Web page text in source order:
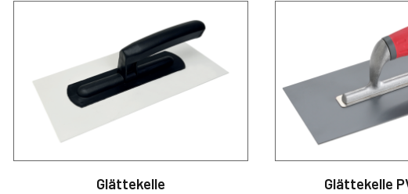
Glättekelle Glättekelle